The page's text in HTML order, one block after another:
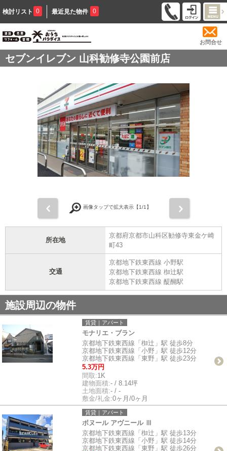
検討リスト 0 最近見た物件 0
お問合せ
セブンイレブン 山科勧修寺公園前店
画像タップで拡大表示【1/1】
所在地
京都府京都市山科区勧修寺東金ケ崎
町43
交通
京都地下鉄東西線 小野駅
京都地下鉄東西線 椥辻駅
京都地下鉄東西線 醍醐駅
施設周辺の物件
賃貸｜アパート
モナリエ・ブラン
京都地下鉄東西線「椥辻」駅 徒歩8分
京都地下鉄東西線「小野」駅 徒歩12分
京都地下鉄東西線「東野」駅 徒歩23分
5.3万円
間取:1K
建物面積:- / 8.14坪
土地面積:- / -
敷金/礼金:0ヶ月/0ヶ月
賃貸｜アパート
ボヌール アヴニール Ⅲ
京都地下鉄東西線「椥辻」駅 徒歩13分
京都地下鉄東西線「小野」駅 徒歩14分
京都地下鉄東西線「東野」駅 徒歩26分